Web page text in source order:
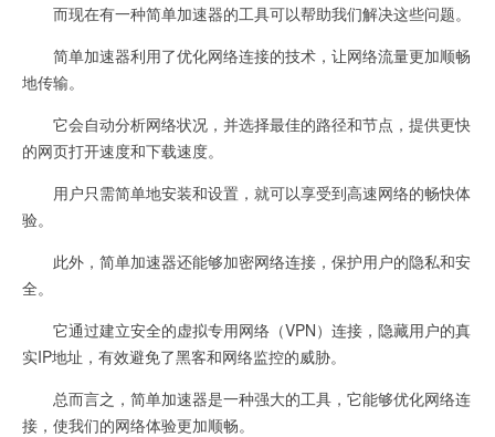
而现在有一种简单加速器的工具可以帮助我们解决这些问题。
简单加速器利用了优化网络连接的技术，让网络流量更加顺畅
地传输。
它会自动分析网络状况，并选择最佳的路径和节点，提供更快
的网页打开速度和下载速度。
用户只需简单地安装和设置，就可以享受到高速网络的畅快体
验。
此外，简单加速器还能够加密网络连接，保护用户的隐私和安
全。
它通过建立安全的虚拟专用网络（VPN）连接，隐藏用户的真
实IP地址，有效避免了黑客和网络监控的威胁。
总而言之，简单加速器是一种强大的工具，它能够优化网络连
接，使我们的网络体验更加顺畅。